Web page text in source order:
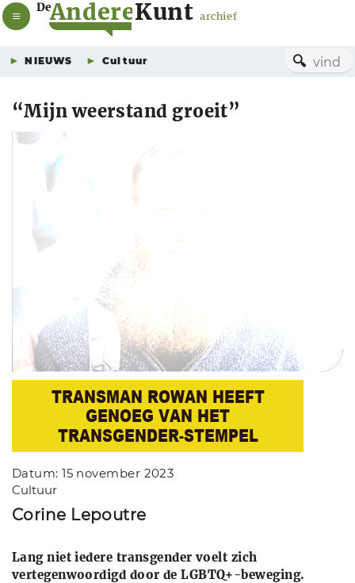
DeAndereKunt archief
NIEUWS Cultuur 🔍
“Mijn weerstand groeit”
TRANSMAN ROWAN HEEFT
GENOEG VAN HET
TRANSGENDER-STEMPEL​
TRANSMAN ROWAN HEEFT
GENOEG VAN HET
TRANSGENDER-STEMPEL
Datum: 15 november 2023
Cultuur
Corine Lepoutre
Lang niet iedere transgender voelt zich
vertegenwoordigd door de LGBTQ+-beweging.